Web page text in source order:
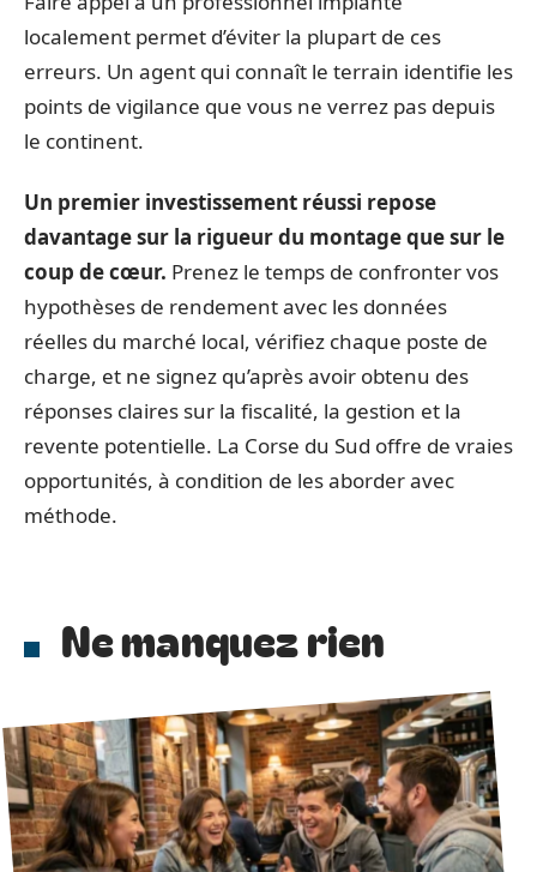
localement permet d’éviter la plupart de ces
erreurs. Un agent qui connaît le terrain identifie les
points de vigilance que vous ne verrez pas depuis
le continent.
Un premier investissement réussi repose
davantage sur la rigueur du montage que sur le
coup de cœur. Prenez le temps de confronter vos
hypothèses de rendement avec les données
réelles du marché local, vérifiez chaque poste de
charge, et ne signez qu’après avoir obtenu des
réponses claires sur la fiscalité, la gestion et la
revente potentielle. La Corse du Sud offre de vraies
opportunités, à condition de les aborder avec
méthode.
Ne manquez rien